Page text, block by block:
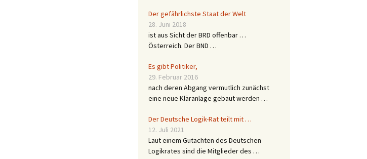
Der gefährlichste Staat der Welt
28. Juni 2018
ist aus Sicht der BRD offenbar …
Österreich. Der BND …
Es gibt Politiker,
29. Februar 2016
nach deren Abgang vermutlich zunächst
eine neue Kläranlage gebaut werden …
Der Deutsche Logik-Rat teilt mit …
12. Juli 2021
Laut einem Gutachten des Deutschen
Logikrates sind die Mitglieder des …